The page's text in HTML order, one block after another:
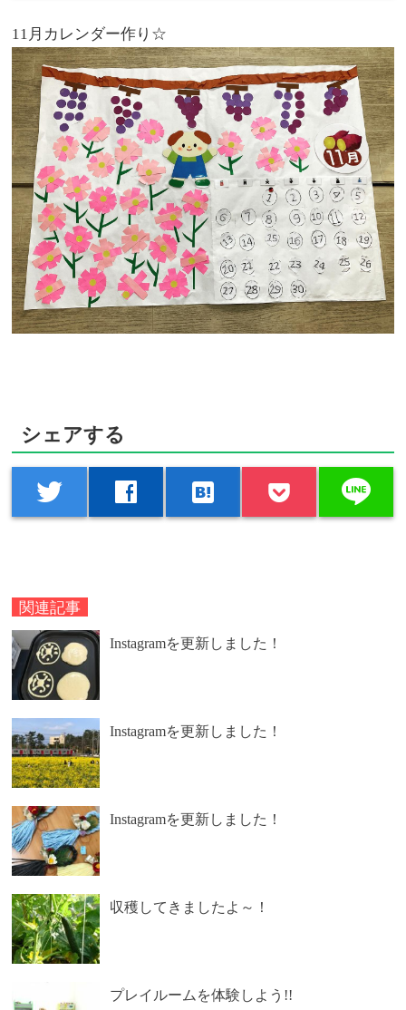
11月カレンダー作り☆
シェアする
twitter facebook hatenabookmark line
関連記事
Instagramを更新しました！
Instagramを更新しました！
Instagramを更新しました！
収穫してきましたよ～！
プレイルームを体験しよう!!